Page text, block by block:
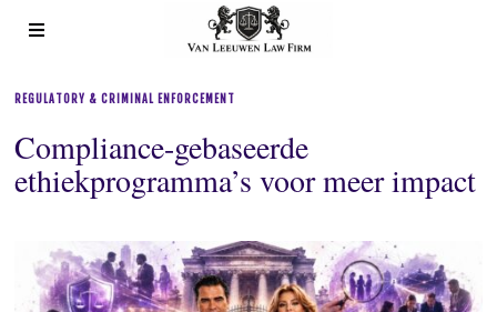
REGULATORY & CRIMINAL ENFORCEMENT
Compliance-gebaseerde
ethiekprogramma’s voor meer impact